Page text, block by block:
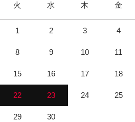
火 水 木 金
1 2 3 4
8 9 10 11
15 16 17 18
22 23 24 25
29 30